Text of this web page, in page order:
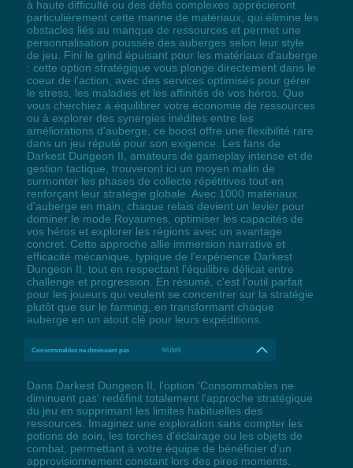
à haute difficulté ou des défis complexes apprécieront
particulièrement cette manne de matériaux, qui élimine les
obstacles liés au manque de ressources et permet une
personnalisation poussée des auberges selon leur style
de jeu. Fini le grind épuisant pour les matériaux d'auberge
: cette option stratégique vous plonge directement dans le
coeur de l'action, avec des services optimisés pour gérer
le stress, les maladies et les affinités de vos héros. Que
vous cherchiez à équilibrer votre économie de ressources
ou à explorer des synergies inédites entre les
améliorations d'auberge, ce boost offre une flexibilité rare
dans un jeu réputé pour son exigence. Les fans de
Darkest Dungeon II, amateurs de gameplay intense et de
gestion tactique, trouveront ici un moyen malin de
surmonter les phases de collecte répétitives tout en
renforçant leur stratégie globale. Avec 1000 matériaux
d'auberge en main, chaque relais devient un levier pour
dominer le mode Royaumes, optimiser les capacités de
vos héros et explorer les régions avec un avantage
concret. Cette approche allie immersion narrative et
efficacité mécanique, typique de l'expérience Darkest
Dungeon II, tout en respectant l'équilibre délicat entre
challenge et progression. En résumé, c'est l'outil parfait
pour les joueurs qui veulent se concentrer sur la stratégie
plutôt que sur le farming, en transformant chaque
auberge en un atout clé pour leurs expéditions.
Consommables ne diminuent pas NUM9
Dans Darkest Dungeon II, l'option 'Consommables ne
diminuent pas' redéfinit totalement l'approche stratégique
du jeu en supprimant les limites habituelles des
ressources. Imaginez une exploration sans compter les
potions de soin, les torches d'éclairage ou les objets de
combat, permettant à votre équipe de bénéficier d'un
approvisionnement constant lors des pires moments.